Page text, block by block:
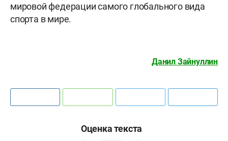
мировой федерации самого глобального вида
спорта в мире.
Данил Зайнуллин
Оценка текста